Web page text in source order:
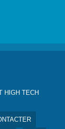
HIGH TECH